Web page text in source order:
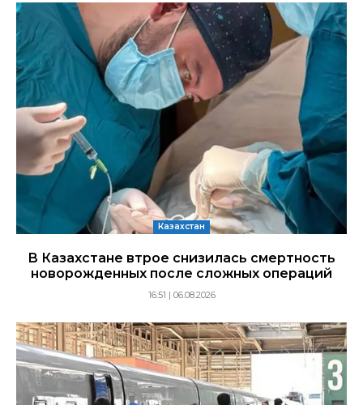
Казахстан
В Казахстане втрое снизилась смертность
новорожденных после сложных операций
16:51 | 06.08.2026